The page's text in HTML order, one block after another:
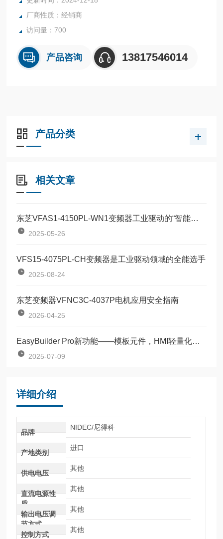
厂商性质：经销商
访问量：700
产品咨询 13817546014
产品分类
相关文章
东芝VFAS1-4150PL-WN1变频器工业驱动的“智能节拍器”
2025-05-26
VFS15-4075PL-CH变频器是工业驱动领域的全能选手
2025-08-24
东芝变频器VFNC3C-4037P电机应用安全指南
2026-04-25
EasyBuilder Pro新功能——模板元件，HMI轻量化编程
2025-07-09
详细介绍
品牌
NIDEC/尼得科
产地类别
进口
供电电压
其他
直流电源性
质
其他
输出电压调
节方式
其他
控制方式
其他